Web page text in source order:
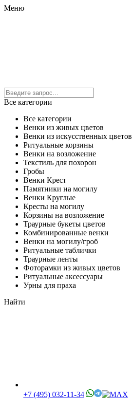
Меню
Все категории
Все категории
Венки из живых цветов
Венки из искусственных цветов
Ритуальные корзины
Венки на возложение
Текстиль для похорон
Гробы
Венки Крест
Памятники на могилу
Венки Круглые
Кресты на могилу
Корзины на возложение
Траурные букеты цветов
Комбинированные венки
Венки на могилу/гроб
Ритуальные таблички
Траурные ленты
Фоторамки из живых цветов
Ритуальные аксессуары
Урны для праха
Найти
+7 (495) 032-11-34